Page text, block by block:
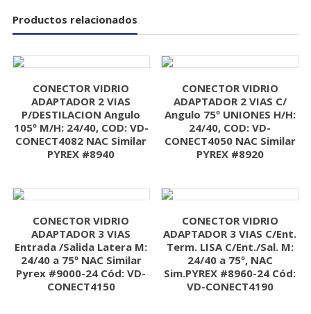
Productos relacionados
CONECTOR VIDRIO
ADAPTADOR 2 VIAS
P/DESTILACION Angulo
105º M/H: 24/40, COD: VD-
CONECT4082 NAC Similar
PYREX #8940
CONECTOR VIDRIO
ADAPTADOR 2 VIAS C/
Angulo 75º UNIONES H/H:
24/40, COD: VD-
CONECT4050 NAC Similar
PYREX #8920
CONECTOR VIDRIO
ADAPTADOR 3 VIAS
Entrada /Salida Latera M:
24/40 a 75º NAC Similar
Pyrex #9000-24 Cód: VD-
CONECT4150
CONECTOR VIDRIO
ADAPTADOR 3 VIAS C/Ent.
Term. LISA C/Ent./Sal. M:
24/40 a 75º, NAC
Sim.PYREX #8960-24 Cód:
VD-CONECT4190